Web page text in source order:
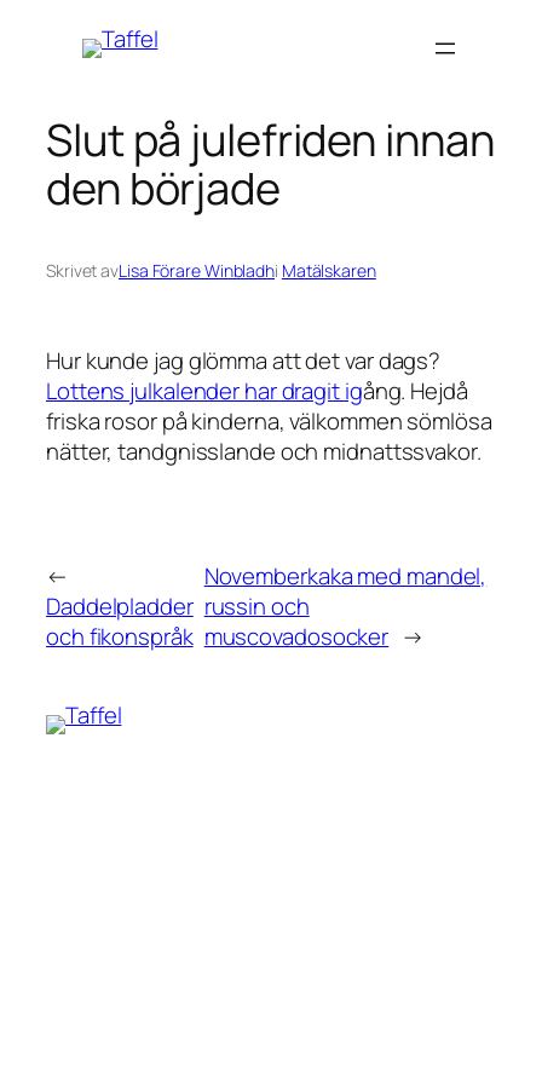
Slut på julefriden innan
den började
Skrivet avLisa Förare Winbladhi Matälskaren
Hur kunde jag glömma att det var dags?
Lottens julkalender har dragit igång. Hejdå
friska rosor på kinderna, välkommen sömlösa
nätter, tandgnisslande och midnattssvakor.
←
Daddelpladder
och fikonspråk
Novemberkaka med mandel,
russin och
muscovadosocker →